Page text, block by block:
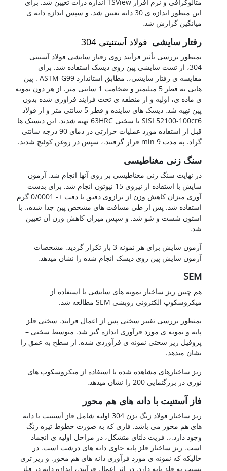
این منظور اندازه ی 30 دانه تعیین شد. و سپس اندازه دانه ی
میانگین گزارش شد.
رفتار سایشی فولاد آستنیتی 304
بمنظور بررسی تأثیر فرآیند روی رفتار سایشی فولاد آستینی
304، از تست سایشی پین روی دیسک استفاده شد. برای
مقایسه ی رفتار سایشی،. مطابق استاندارد ASTM-G99 . پین
هایی به قطر 5 میلیمتر و ضخامت 1 سانتی متر. از هر دون نمونه
ی ماده ی، اولیه و از منطقه ی تحت فرایند فراوری شده بدون
پین تهیه شد. دیسک های ساینده و قطر 5 سانتی متر و از فولاد
SISI 52100-100cr6 با سختی 63HRC تهیه شدند. این دیستک ها
قبل از استفاده مورد عملیات حرارتی در دمای 90 درجه سانتی
گراد. به مدت 9 min قرار گرفتند.، سپس در روغن کوئنچ شدند.
سنگ زنی مغناطیسی
در نهایت سنگ زنی مغناطیسی بر روی آنها انجام شد. آزمون
سایش با استفاده از نیروی 15 نیوتون انجام شد. برای بدست
آوری میزان کاهش وزن از ترازوی دقیق با دقت +- 0/0001 گرم
استفاده شد. پس از طی مسافت های مشخص پین جدا شده،. با
استون شست و شو شد. و سپس میزان کاهش وزن آن تعیین
شد.
آزمون سایش برای هر نمونه 3 بار تکرار گردید. مشخصات
آزمون سایش پین روی دیسک انجام شده را نشان میدهد.
SEM
هم چنین ریز ساختار نمونه های سایشی با استفاده از
میکروسکوپ الکترونی روبشی SEM مطالعه شد.
بمنظور بررسی تغییر سختی پس از اعمال فرایند. سختی فلز
پایه و نمونه ی مورد فرآوری اندازه گیر شد. متوسط سختی –
پروفیل ریز سختی نمونه ی فرآوردی شده. از سطح به عمق را
نشان میدهد.
ریز ساختارهای مشاهده شده با استفاده از میکروسکوپ های
نوری در بزرگنمایی 200 را نشان میدهد.
فاز آستنیت با دانه های هم محور
ریز ساختار فولاد زنگ نزن 304 اولیه شامل فاز آستنیت با دانه
های هم محور می باشد. فازی که به صورت خطوط تیره رنگ
وجود دارد.،. فریت دلتای متشکل، در مراحل اولیه ی انجماد
است. ریز ساختار فلز پایه حاوی دانه های درشت است. در
حالیکه که نمونه ی مورد فرآوری دانه های هم محور. و ریز تری
نسبت به فلز پایه دارد. در اثر اعمال فرآیند.، اندازه دانه در فلز